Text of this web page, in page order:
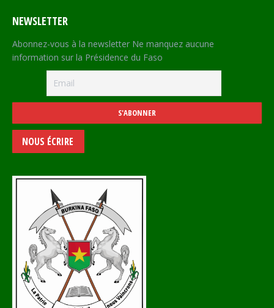
NEWSLETTER
Abonnez-vous à la newsletter Ne manquez aucune
information sur la Présidence du Faso
NOUS ÉCRIRE